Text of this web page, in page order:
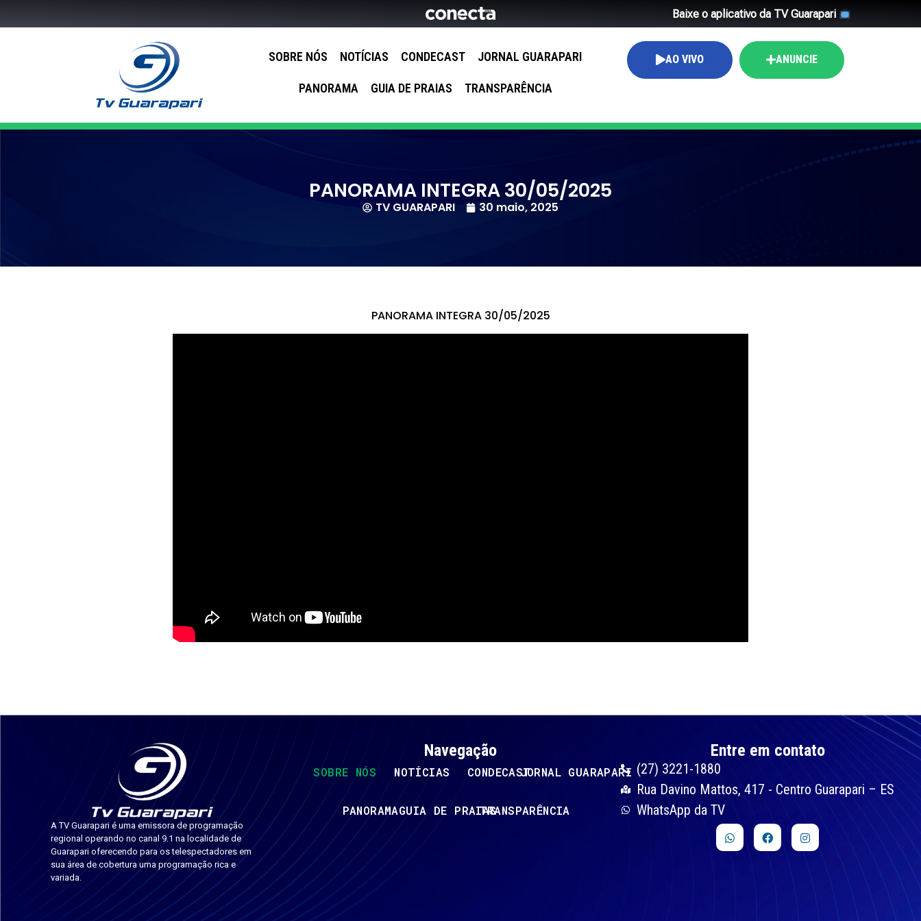
Baixe o aplicativo da TV Guarapari
SOBRE NÓS NOTÍCIAS CONDECAST JORNAL GUARAPARI
PANORAMA GUIA DE PRAIAS TRANSPARÊNCIA
AO VIVO ANUNCIE
PANORAMA INTEGRA 30/05/2025
TV GUARAPARI 30 maio, 2025
PANORAMA INTEGRA 30/05/2025
A TV Guarapari é uma emissora de programação
regional operando no canal 9.1 na localidade de
Guarapari oferecendo para os telespectadores em
sua área de cobertura uma programação rica e
variada.
Navegação
SOBRE NÓS NOTÍCIAS CONDECASTJORNAL GUARAPARI
PANORAMAGUIA DE PRAIASTRANSPARÊNCIA
Entre em contato
(27) 3221-1880
Rua Davino Mattos, 417 - Centro Guarapari – ES
WhatsApp da TV